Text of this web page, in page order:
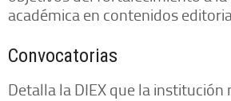
académica en contenidos
Convocatorias
Detalla la DIEX que la